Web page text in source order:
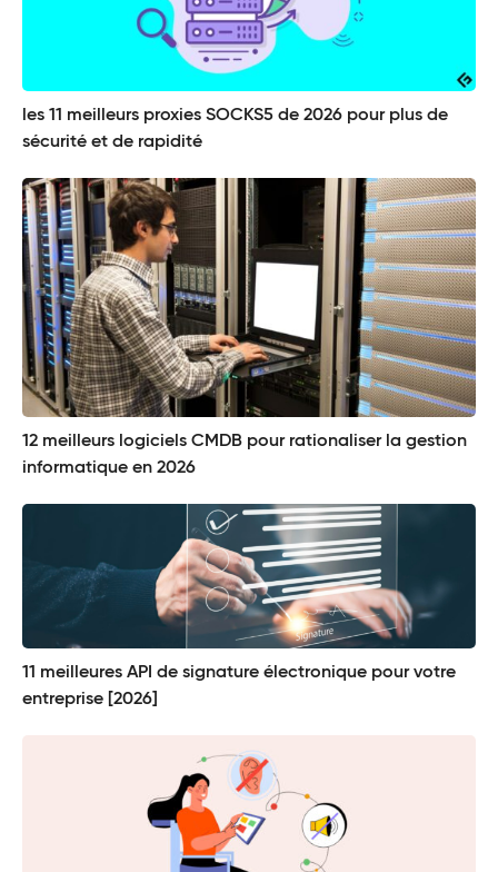
les 11 meilleurs proxies SOCKS5 de 2026 pour plus de
sécurité et de rapidité
12 meilleurs logiciels CMDB pour rationaliser la gestion
informatique en 2026
11 meilleures API de signature électronique pour votre
entreprise [2026]